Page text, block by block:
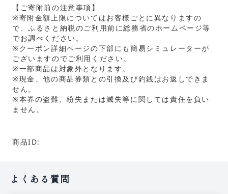
【ご寄附前の注意事項】
※寄附金額上限についてはお客様ごとに異なりますの
で、ふるさと納税のご利用前に総務省のホームページ等
でお調べください。
※クーポン詳細ページの下部にも簡易シミュレーターが
ございますのでご利用ください。
※一部商品は対象外となります。
※現金、他の商品券類との引換及び釣銭はお返しできま
せん。
※本券の盗難、紛失または滅失等に関しては責任を負い
ません。
商品ID:
よくある質問